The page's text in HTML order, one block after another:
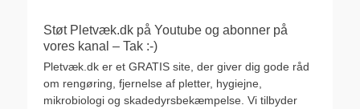
Støt Pletvæk.dk på Youtube og abonner på
vores kanal – Tak :-)
Pletvæk.dk er et GRATIS site, der giver dig gode råd
om rengøring, fjernelse af pletter, hygiejne,
mikrobiologi og skadedyrsbekæmpelse. Vi tilbyder